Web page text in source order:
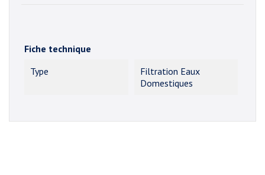
Fiche technique
Type
Filtration Eaux
Domestiques